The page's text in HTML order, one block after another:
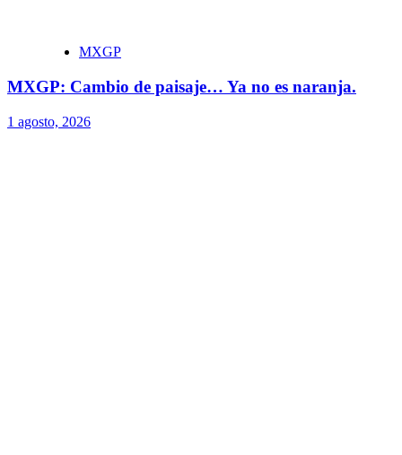
MXGP
MXGP: Cambio de paisaje… Ya no es naranja.
1 agosto, 2026